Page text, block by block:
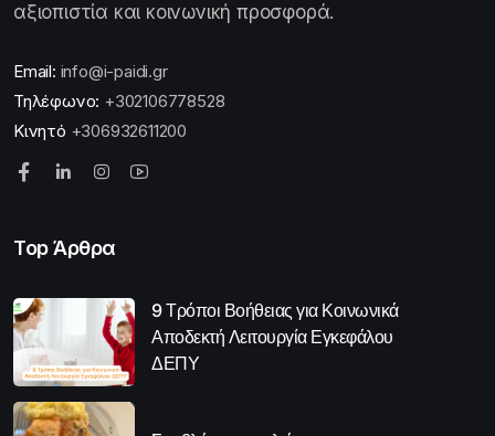
αξιοπιστία και κοινωνική προσφορά.
Email: info@i-paidi.gr
Τηλέφωνο: +302106778528
Κινητό +306932611200
Top Άρθρα
9 Τρόποι Βοήθειας για Κοινωνικά
Αποδεκτή Λειτουργία Εγκεφάλου
ΔΕΠΥ